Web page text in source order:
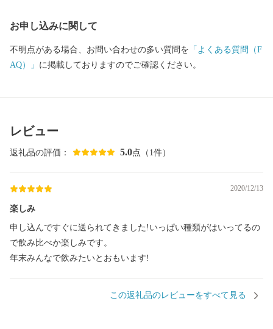
お申し込みに関して
不明点がある場合、お問い合わせの多い質問を 「よくある質問（F
AQ）」 に掲載しておりますのでご確認ください。
レビュー
返礼品の評価： 5.0点（1件）
2020/12/13
楽しみ
申し込んですぐに送られてきました!いっぱい種類がはいってるの
で飲み比べか楽しみです。
年末みんなで飲みたいとおもいます!
この返礼品のレビューをすべて見る